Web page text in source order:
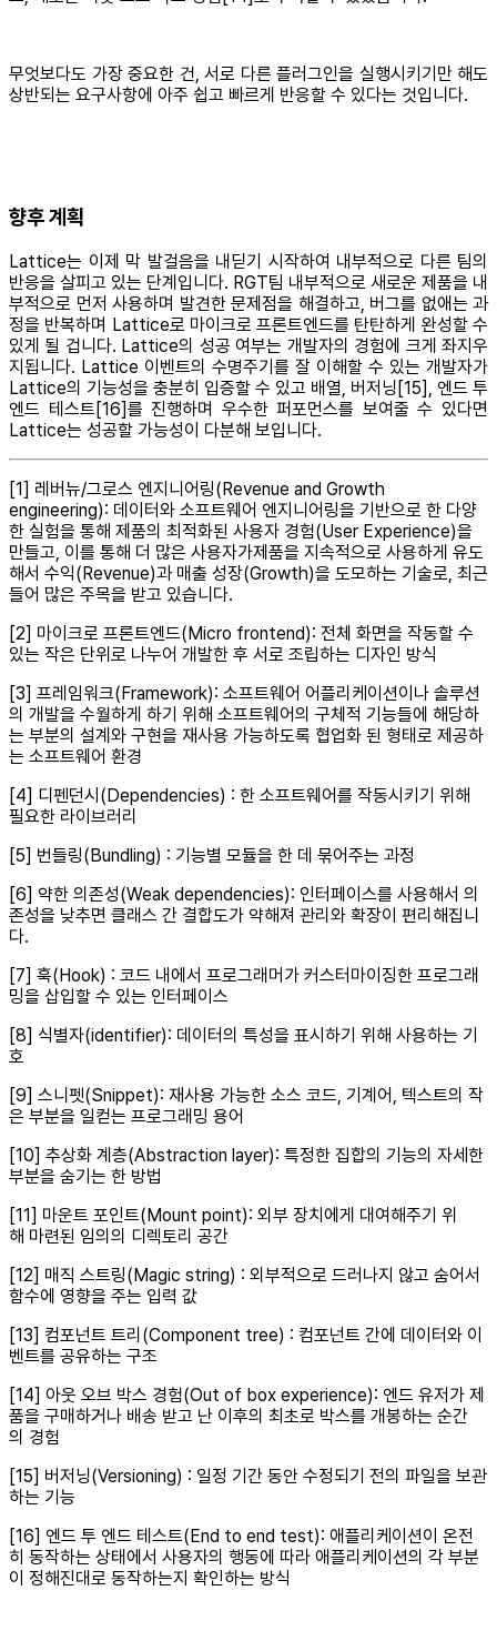
무엇보다도 가장 중요한 건, 서로 다른 플러그인을 실행시키기만 해도
상반되는 요구사항에 아주 쉽고 빠르게 반응할 수 있다는 것입니다.
향후 계획
Lattice는 이제 막 발걸음을 내딛기 시작하여 내부적으로 다른 팀의
반응을 살피고 있는 단계입니다. RGT팀 내부적으로 새로운 제품을 내
부적으로 먼저 사용하며 발견한 문제점을 해결하고, 버그를 없애는 과
정을 반복하며 Lattice로 마이크로 프론트엔드를 탄탄하게 완성할 수
있게 될 겁니다. Lattice의 성공 여부는 개발자의 경험에 크게 좌지우
지됩니다. Lattice 이벤트의 수명주기를 잘 이해할 수 있는 개발자가
Lattice의 기능성을 충분히 입증할 수 있고 배열, 버저닝[15], 엔드 투
엔드 테스트[16]를 진행하며 우수한 퍼포먼스를 보여줄 수 있다면
Lattice는 성공할 가능성이 다분해 보입니다.
[1] 레버뉴/그로스 엔지니어링(Revenue and Growth
engineering): 데이터와 소프트웨어 엔지니어링을 기반으로 한 다양
한 실험을 통해 제품의 최적화된 사용자 경험(User Experience)을
만들고, 이를 통해 더 많은 사용자가제품을 지속적으로 사용하게 유도
해서 수익(Revenue)과 매출 성장(Growth)을 도모하는 기술로, 최근
들어 많은 주목을 받고 있습니다.
[2] 마이크로 프론트엔드(Micro frontend): 전체 화면을 작동할 수
있는 작은 단위로 나누어 개발한 후 서로 조립하는 디자인 방식
[3] 프레임워크(Framework): 소프트웨어 어플리케이션이나 솔루션
의 개발을 수월하게 하기 위해 소프트웨어의 구체적 기능들에 해당하
는 부분의 설계와 구현을 재사용 가능하도록 협업화 된 형태로 제공하
는 소프트웨어 환경
[4] 디펜던시(Dependencies) : 한 소프트웨어를 작동시키기 위해
필요한 라이브러리
[5] 번들링(Bundling) : 기능별 모듈을 한 데 묶어주는 과정
[6] 약한 의존성(Weak dependencies): 인터페이스를 사용해서 의
존성을 낮추면 클래스 간 결합도가 약해져 관리와 확장이 편리해집니
다.
[7] 훅(Hook) : 코드 내에서 프로그래머가 커스터마이징한 프로그래
밍을 삽입할 수 있는 인터페이스
[8] 식별자(identifier): 데이터의 특성을 표시하기 위해 사용하는 기
호
[9] 스니펫(Snippet): 재사용 가능한 소스 코드, 기계어, 텍스트의 작
은 부분을 일컫는 프로그래밍 용어
[10] 추상화 계층(Abstraction layer): 특정한 집합의 기능의 자세한
부분을 숨기는 한 방법
[11] 마운트 포인트(Mount point): 외부 장치에게 대여해주기 위
해 마련된 임의의 디렉토리 공간
[12] 매직 스트링(Magic string) : 외부적으로 드러나지 않고 숨어서
함수에 영향을 주는 입력 값
[13] 컴포넌트 트리(Component tree) : 컴포넌트 간에 데이터와 이
벤트를 공유하는 구조
[14] 아웃 오브 박스 경험(Out of box experience): 엔드 유저가 제
품을 구매하거나 배송 받고 난 이후의 최초로 박스를 개봉하는 순간
의 경험
[15] 버저닝(Versioning) : 일정 기간 동안 수정되기 전의 파일을 보관
하는 기능
[16] 엔드 투 엔드 테스트(End to end test): 애플리케이션이 온전
히 동작하는 상태에서 사용자의 행동에 따라 애플리케이션의 각 부분
이 정해진대로 동작하는지 확인하는 방식